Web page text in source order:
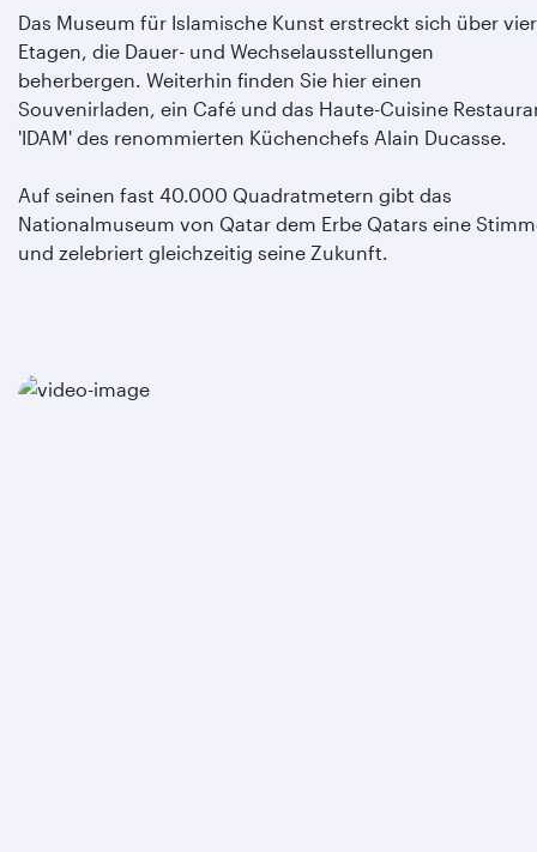
Das Museum für Islamische Kunst erstreckt sich über vier
Etagen, die Dauer- und Wechselausstellungen
beherbergen. Weiterhin finden Sie hier einen
Souvenirladen, ein Café und das Haute-Cuisine
'IDAM' des renommierten Küchenchefs Alain Ducasse.
Auf seinen fast 40.000 Quadratmetern gibt das
Nationalmuseum von Qatar dem Erbe Qatars eine
und zelebriert gleichzeitig seine Zukunft.